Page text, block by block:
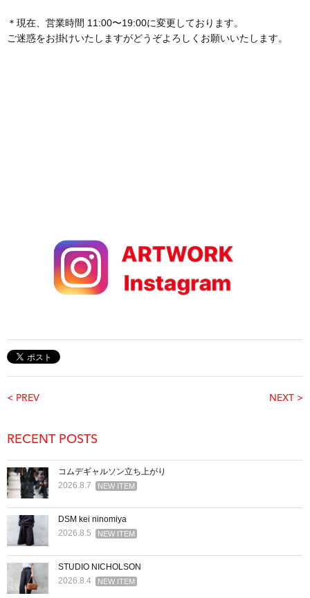
＊現在、営業時間 11:00〜19:00に変更しております。
ご迷惑をお掛けいたしますがどうぞよろしくお願いいたします。
< PREV NEXT >
RECENT POSTS
コムデギャルソン立ち上がり
2026.8.7
NEW ITEM
DSM kei ninomiya
2026.8.5
NEW ITEM
STUDIO NICHOLSON
2026.8.4
NEW ITEM